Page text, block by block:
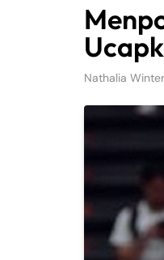
Nathalia Winter